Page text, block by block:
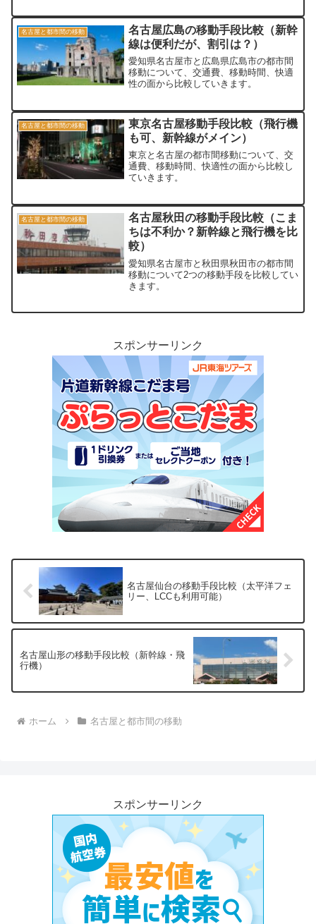
名古屋と都市間の移動
名古屋広島の移動手段比較（新幹
線は便利だが、割引は？）
愛知県名古屋市と広島県広島市の都市間
移動について、交通費、移動時間、快適
性の面から比較していきます。
名古屋と都市間の移動
東京名古屋移動手段比較（飛行機
も可、新幹線がメイン）
東京と名古屋の都市間移動について、交
通費、移動時間、快適性の面から比較し
ていきます。
名古屋と都市間の移動
名古屋秋田の移動手段比較（こま
ちは不利か？新幹線と飛行機を比
較）
愛知県名古屋市と秋田県秋田市の都市間
移動について2つの移動手段を比較してい
きます。
スポンサーリンク
名古屋仙台の移動手段比較（太平洋フェ
リー、LCCも利用可能）
名古屋山形の移動手段比較（新幹線・飛
行機）
ホーム 名古屋と都市間の移動
スポンサーリンク